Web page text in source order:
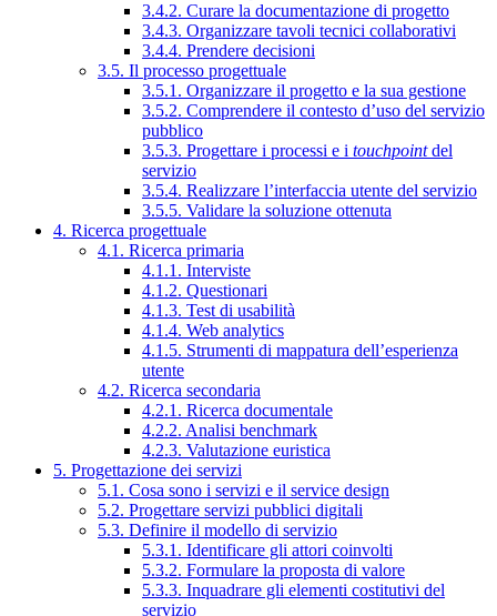
3.4.2. Curare la documentazione di progetto
3.4.3. Organizzare tavoli tecnici collaborativi
3.4.4. Prendere decisioni
3.5. Il processo progettuale
3.5.1. Organizzare il progetto e la sua gestione
3.5.2. Comprendere il contesto d’uso del servizio
pubblico
3.5.3. Progettare i processi e i touchpointdel
servizio
3.5.4. Realizzare l’interfaccia utente del servizio
3.5.5. Validare la soluzione ottenuta
4. Ricerca progettuale
4.1. Ricerca primaria
4.1.1. Interviste
4.1.2. Questionari
4.1.3. Test di usabilità
4.1.4. Web analytics
4.1.5. Strumenti di mappatura dell’esperienza
utente
4.2. Ricerca secondaria
4.2.1. Ricerca documentale
4.2.2. Analisi benchmark
4.2.3. Valutazione euristica
5. Progettazione dei servizi
5.1. Cosa sono i servizi e il service design
5.2. Progettare servizi pubblici digitali
5.3. Definire il modello di servizio
5.3.1. Identificare gli attori coinvolti
5.3.2. Formulare la proposta di valore
5.3.3. Inquadrare gli elementi costitutivi del
servizio